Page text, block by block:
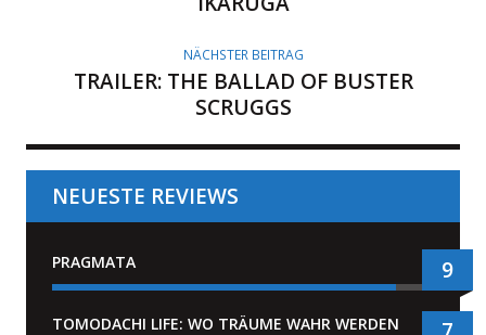
NÄCHSTER BEITRAG
TRAILER: THE BALLAD OF BUSTER
SCRUGGS
NEUESTE REVIEWS
PRAGMATA 9
TOMODACHI LIFE: WO TRÄUME WAHR WERDEN